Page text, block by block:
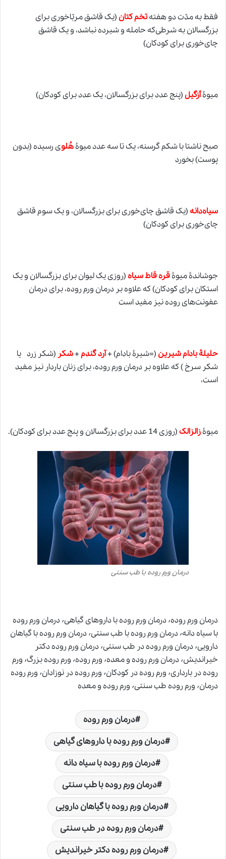
فقط به مدّت دو هفتهتخم کتان (یک قاشق مربّاخوری برای
بزرگسالان به شرطی‌که حامله و شیرده نباشد، و یک قاشق
چای‌خوری برای کودکان)
میوۀأزگیل(پنج عدد برای بزرگسالان، یک عدد برای کودکان)
صبح ناشتا با شکم گرسنه، یک تا سه عدد میوۀهُلوی رسیده (بدون
پوست) بخورد
سیاه‌دانه(یک قاشق چای‌خوری برای بزرگسالان، و یک سوم قاشق
چای‌خوری برای کودکان)
جوشاندۀ میوۀقره قاط سیاه (روزی یک لیوان برای بزرگسالان و یک
استکان برای کودکان) که علاوه بر درمان ورم روده، برای درمان
عفونت‌های روده نیز مفید است
حلیلۀ بادام شیرین (=شیرۀ بادام) +آرد گندم+شکر (شکر زرد یا
شکر سرخ ) که علاوه بر درمان ورم روده، برای زنان باردار نیز مفید
است،
میوۀزالزالک(روزی 14 عدد برای بزرگسالان و پنج عدد برای کودکان).
درمان ورم روده با طب سنتی
درمان ورم روده٬ درمان ورم روده با داروهای گیاهی٬ درمان ورم روده
با سیاه دانه٬ درمان ورم روده با طب سنتی٬ درمان ورم روده با گیاهان
دارویی٬ درمان ورم روده در طب سنتی٬ درمان ورم روده دکتر
خیراندیش٬ درمان ورم روده و معده٬ ورم روده٬ ورم روده بزرگ٬ ورم
روده در بارداری٬ ورم روده در کودکان٬ ورم روده در نوزادان٬ ورم روده
درمان٬ ورم روده طب سنتی٬ ورم روده و معده
درمان ورم روده
درمان ورم روده با داروهای گیاهی
درمان ورم روده با سیاه دانه
درمان ورم روده با طب سنتی
درمان ورم روده با گیاهان دارویی
درمان ورم روده در طب سنتی
درمان ورم روده دکتر خیراندیش